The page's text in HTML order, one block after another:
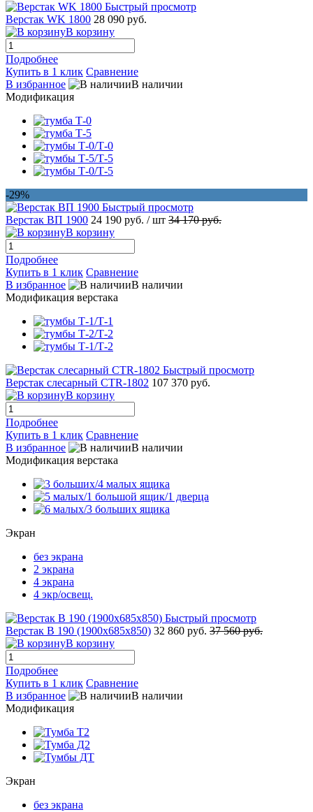
Быстрый просмотр
Верстак WK 1800 28 090 руб.
В корзину
Подробнее
Купить в 1 клик Сравнение
В избранное
В наличии
Модификация
-29%
Быстрый просмотр
Верстак ВП 1900 24 190 руб. / шт 34 170 руб.
В корзину
Подробнее
Купить в 1 клик Сравнение
В избранное
В наличии
Модификация верстака
Быстрый просмотр
Верстак слесарный CTR-1802 107 370 руб.
В корзину
Подробнее
Купить в 1 клик Сравнение
В избранное
В наличии
Модификация верстака
Экран
без экрана
2 экрана
4 экрана
4 экр/освещ.
Быстрый просмотр
Верстак В 190 (1900x685x850) 32 860 руб. 37 560 руб.
В корзину
Подробнее
Купить в 1 клик Сравнение
В избранное
В наличии
Модификация
Экран
без экрана